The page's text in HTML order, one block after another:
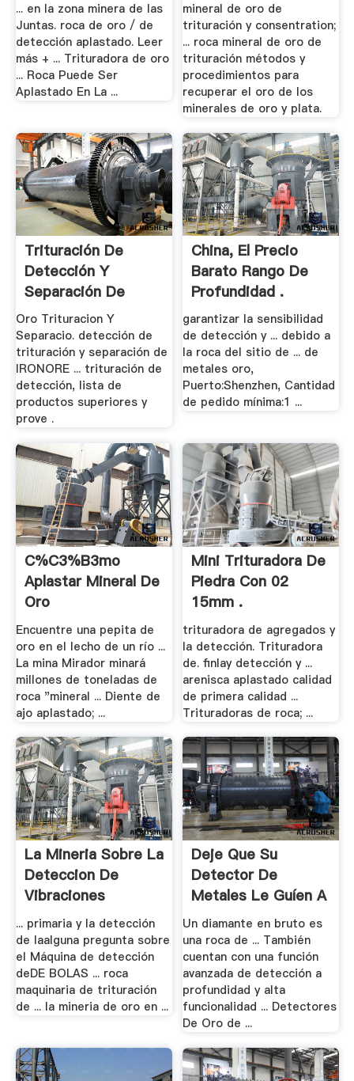
... en la zona minera de las
Juntas. roca de oro / de
detección aplastado. Leer
más + ... Trituradora de oro
... Roca Puede Ser
Aplastado En La ...
mineral de oro de
trituración y consentration;
... roca mineral de oro de
trituración métodos y
procedimientos para
recuperar el oro de los
minerales de oro y plata.
Trituración De
Detección Y
Separación De
IRONORE
Oro Trituracion Y
Separacio. detección de
trituración y separación de
IRONORE ... trituración de
detección, lista de
productos superiores y
prove .
China, El Precio
Barato Rango De
Profundidad .
garantizar la sensibilidad
de detección y ... debido a
la roca del sitio de ... de
metales oro,
Puerto:Shenzhen, Cantidad
de pedido mínima:1 ...
C%c3%b3mo
Aplastar Mineral De
Oro
Encuentre una pepita de
oro en el lecho de un río ...
La mina Mirador minará
millones de toneladas de
roca "mineral ... Diente de
ajo aplastado; ...
Mini Trituradora De
Piedra Con 02
15mm .
trituradora de agregados y
la detección. Trituradora
de. finlay detección y ...
arenisca aplastado calidad
de primera calidad ...
Trituradoras de roca; ...
La Mineria Sobre La
Deteccion De
Vibraciones
... primaria y la detección
de laalguna pregunta sobre
el Máquina de detección
deDE BOLAS ... roca
maquinaria de trituración
de ... la mineria de oro en ...
Deje Que Su
Detector De
Metales Le Guíen A
Los .
Un diamante en bruto es
una roca de ... También
cuentan con una función
avanzada de detección a
profundidad y alta
funcionalidad ... Detectores
De Oro de ...